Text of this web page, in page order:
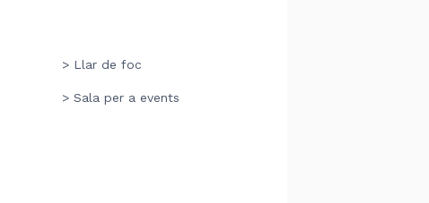
> Llar de foc
> Sala per a events